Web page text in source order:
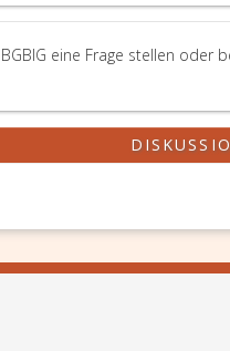
eine Frage stellen oder